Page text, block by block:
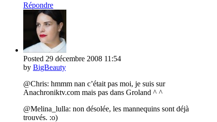
Répondre
Posted 29 décembre 2008 11:54
by BigBeauty
@Chris: hmmm nan c’était pas moi, je suis sur
Anachroniktv.com mais pas dans Groland ^ ^
@Melina_lulla: non désolée, les mannequins sont déjà
trouvés. :o)